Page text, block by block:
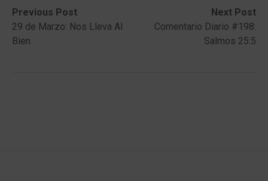
Post
navigation
Previous Post
Previous
post:29 de Marzo: Nos Lleva Al
Bien
Next Post
Next
post:
Comentario Diario #198:
Salmos 25:5